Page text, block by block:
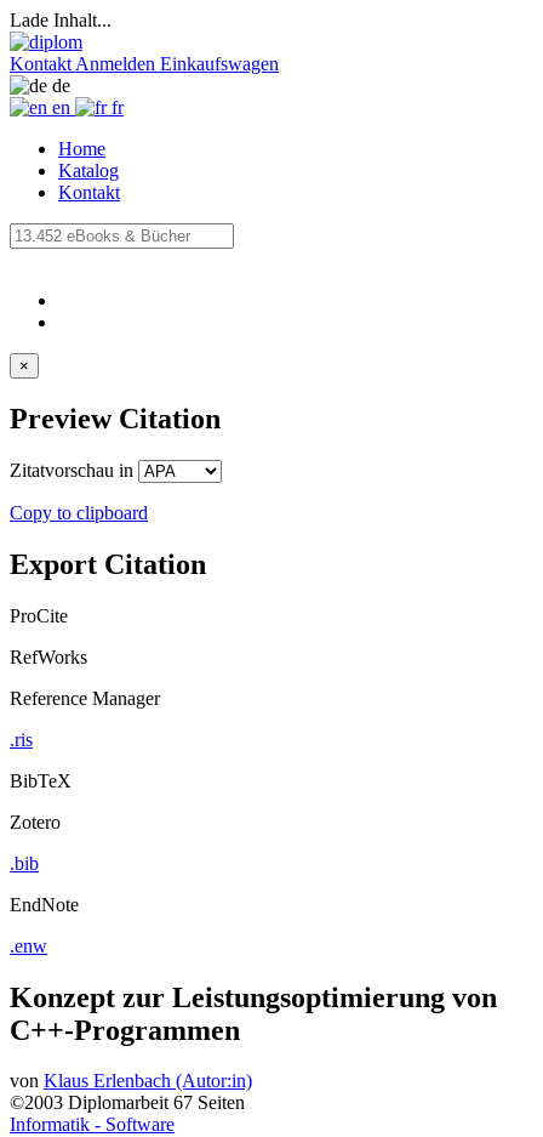
Lade Inhalt...
Kontakt Anmelden Einkaufswagen
de
en
fr
Home
Katalog
Kontakt
×
Preview Citation
Zitatvorschau in
Copy to clipboard
Export Citation
ProCite
RefWorks
Reference Manager
.ris
BibTeX
Zotero
.bib
EndNote
.enw
Konzept zur Leistungsoptimierung von
C++-Programmen
von Klaus Erlenbach (Autor:in)
©2003 Diplomarbeit 67 Seiten
Informatik - Software